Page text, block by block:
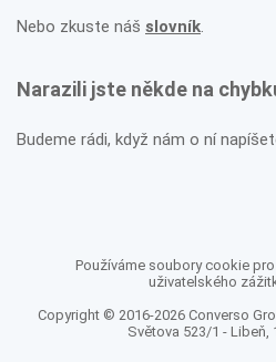
Nebo zkuste náš slovník.
Narazili jste někde na
Budeme rádi, když nám o ní
Používáme soubory cookie
uživatelského
Copyright © 2016-2026 Converso
Světova 523/1 - Libeň,